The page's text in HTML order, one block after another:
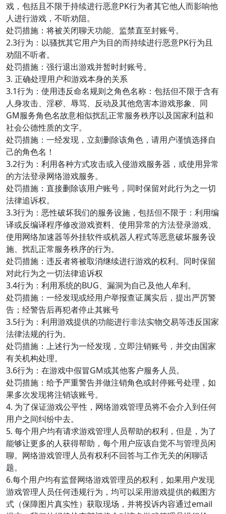
戏，包括且不限于持续进行恶意PK行为者其它他人而影响他
人进行游戏，不听劝阻。
处罚措施：将被关闭聊天功能、监禁直至封账号。
2.3行为：以骚扰其它用户为目的而持续进行恶意PK行为且
劝阻不听者。
处罚措施：强行退出游戏并暂时封账号。
3. 正确处理用户和游戏本身的关系
3.1行为：使用违反命名规则之角色名称：包括但不限于含有
人身攻击、淫秽、辱骂、反动及其他危害本游戏形象、同
GM服务角色名故意相似扰乱正常服务秩序以及国家利益和
社会公德性质的文字。
处罚措施：一经发现，立刻删除该角色，请用户谨慎选择自
己的角色名！
3.2行为：利用各种方式攻击或入侵游戏服务器，或使用异常
的方法登录网络游戏服务。
处罚措施：直接删除该用户账号，同时保留对此行为之一切
法律追诉权。
3.3行为：恶性破坏我们的服务设施，包括但不限于：利用编
译或反编译程序修改游戏资料、使用异常的方法登录游戏、
使用网络加速器等外挂软件或机器人程式等恶意破坏服务设
施、扰乱正常服务秩序的行为。
处罚措施：违反者将被取消继续进行游戏的权利。同时保留
对此行为之一切法律追诉权
3.4行为：利用系统的BUG、漏洞为自己及他人牟利。
处罚措施：一经发现或经用户举报查证属实后，提出严厉警
告；经警告后再犯者停止其账号
3.5行为：利用游戏提供的功能进行非法实物交易等违反国家
法律法规的行为。
处罚措施：上述行为一经发现，立即注销账号，并交由国家
有关机构处理。
3.6行为：在游戏中假冒GM或其他客户服务人员。
处罚措施：给予严重警告并做注销角色或封停账号处理，如
果多次发现将注销该账号。
4. 为了保证游戏公平性，网络游戏管理员将不会介入到任何
用户之间纠纷中去。
5. 每个用户均有请求游戏管理人员帮助的权利，但是，为了
能够让更多的人获得帮助，每个用户应该自觉不与管理员闲
聊。网络游戏管理人员有权利不回答与工作无关的闲聊话
题。
6.每个用户均有监督网络游戏管理员的权利，如果用户发现
游戏管理人员任何违规行为，均可以采用游戏提供的截图方
式（保障图片真实性）获取现场，并将投诉内容通过email